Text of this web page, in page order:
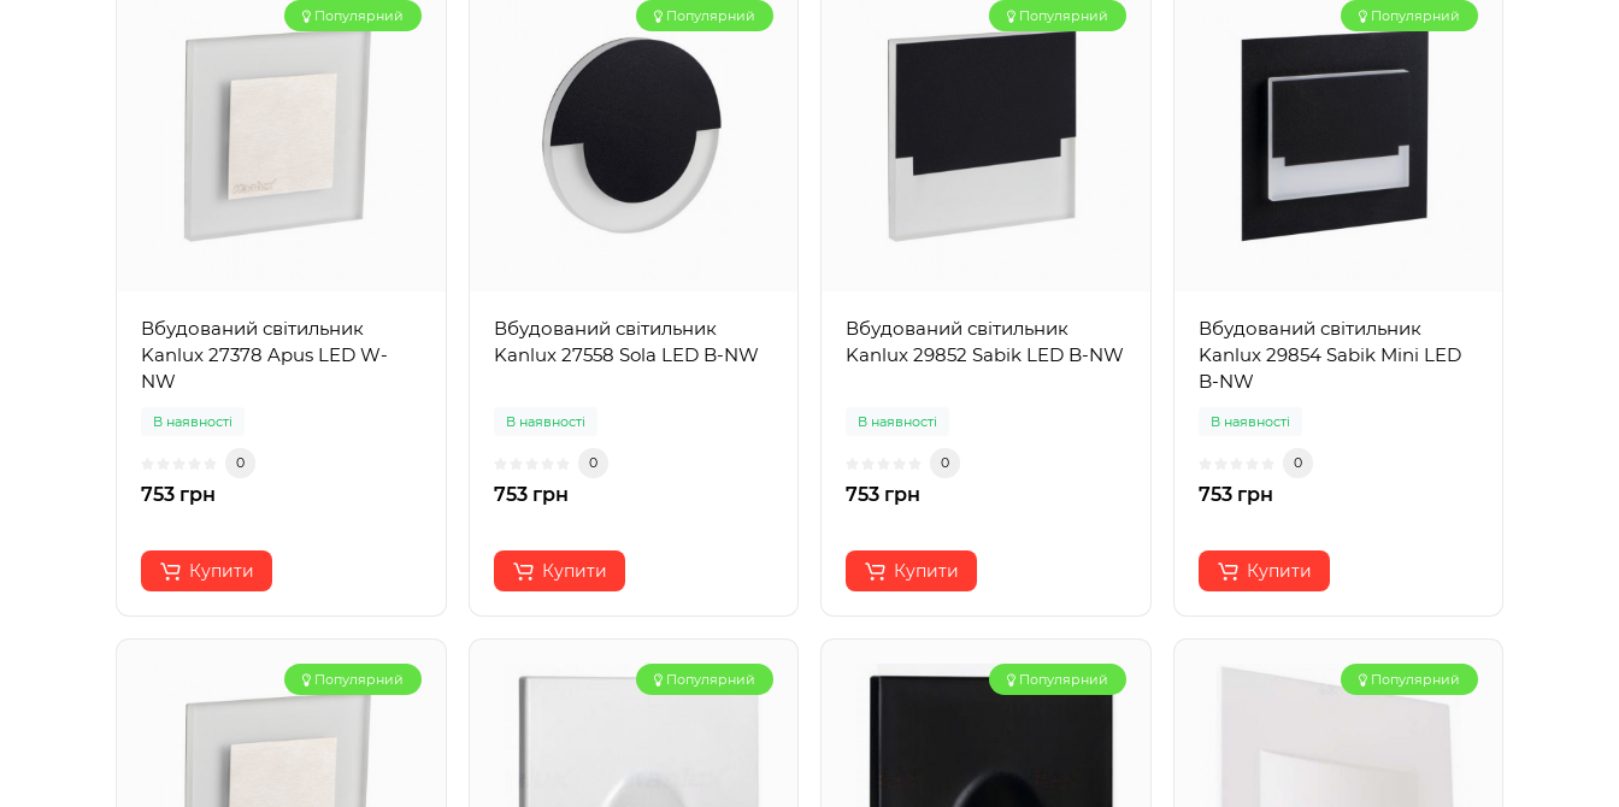
Популярний
Вбудований світильник
Kanlux 27378 Apus LED W-
NW
В наявності
0
753 грн
Купити
Популярний
Вбудований світильник
Kanlux 27558 Sola LED B-NW
В наявності
0
753 грн
Купити
Популярний
Вбудований світильник
Kanlux 29852 Sabik LED B-NW
В наявності
0
753 грн
Купити
Популярний
Вбудований світильник
Kanlux 29854 Sabik Mini LED
B-NW
В наявності
0
753 грн
Купити
Популярний Популярний Популярний Популярний